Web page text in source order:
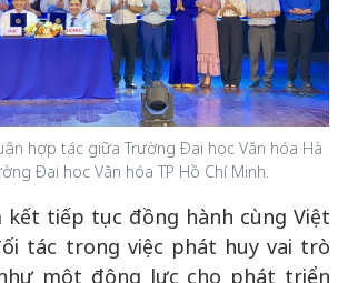
hợp tác giữa Trường Đại học Văn hóa Hà
Đại học Văn hóa TP Hồ Chí Minh.
kết tiếp tục đồng hành cùng Việt
tác trong việc phát huy vai trò
một động lực cho phát triển